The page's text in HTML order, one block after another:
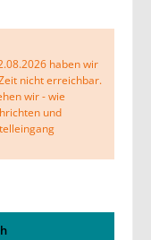
haben wir
nicht erreichbar.
wir - wie
und